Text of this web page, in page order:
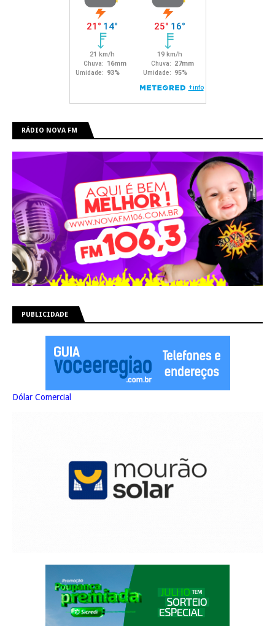
RÁDIO NOVA FM
PUBLICIDADE
Dólar Comercial